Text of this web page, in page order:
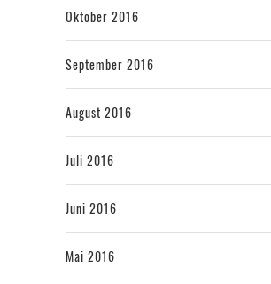
Oktober 2016
September 2016
August 2016
Juli 2016
Juni 2016
Mai 2016